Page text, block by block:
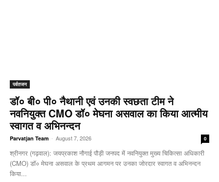
पर्वतजन
डॉ० बी० पी० नैथानी एवं उनकी स्वछता टीम ने
नवनियुक्त CMO डॉ० मेघना असवाल का किया आत्मीय
स्वागत व अभिनन्दन
Parvatjan Team - August 7, 2026 0
श्रीनगर (गढ़वाल): जयप्रकाश नौगाई ​पौड़ी जनपद में नवनियुक्त मुख्य चिकित्सा अधिकारी
(CMO) डॉ० मेघना असवाल के प्रथम आगमन पर उनका जोरदार स्वागत व अभिनन्दन
किया...